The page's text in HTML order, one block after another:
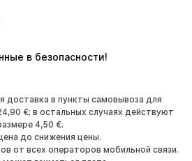
в безопасности!
доставка в пункты самовывоза для
€; в остальных случаях действуют
4,50 €.
до снижения цены.
от всех операторов мобильной связи.